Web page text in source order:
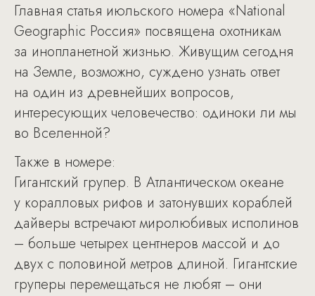
Главная статья июльского номера «National
Geographic Россия» посвящена охотникам
за инопланетной жизнью. Живущим сегодня
на Земле, возможно, суждено узнать ответ
на один из древнейших вопросов,
интересующих человечество: одиноки ли мы
во Вселенной?
Также в номере:
Гигантский групер. В Атлантическом океане
у коралловых рифов и затонувших кораблей
дайверы встречают миролюбивых исполинов
– больше четырех центнеров массой и до
двух с половиной метров длиной. Гигантские
груперы перемещаться не любят – они